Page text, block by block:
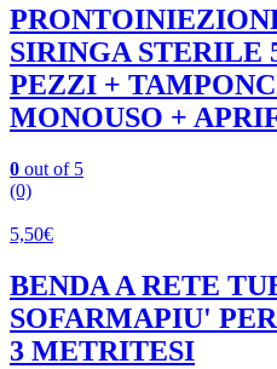
SIRINGA STERILE
PEZZI +
MONOUSO +
0 out of 5
(0)
5,50€
BENDA A RETE
SOFARMAPIU'
3 METRITESI